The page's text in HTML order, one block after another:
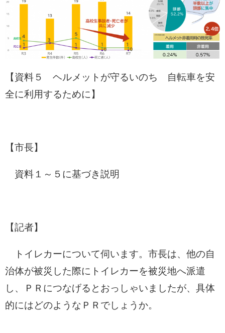
【資料５ ヘルメットが守るいのち 自転車を安
全に利用するために】
【市長】
資料１～５に基づき説明
【記者】
トイレカーについて伺います。市長は、他の自
治体が被災した際にトイレカーを被災地へ派遣
し、ＰＲにつなげるとおっしゃいましたが、具体
的にはどのようなＰＲでしょうか。